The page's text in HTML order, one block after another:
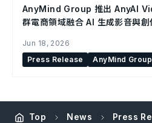
AnyMind Group 推出 AnyAI
群電商領域融合 AI 生成影音與創
Jun 18, 2026
Press Release
AnyMind Group
Top News Press